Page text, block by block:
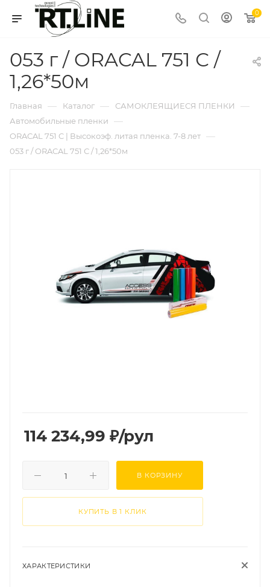
0
053 г / ORACAL 751 С /
1,26*50м
Главная — Каталог — САМОКЛЕЯЩИЕСЯ ПЛЕНКИ —
Автомобильные пленки —
ORACAL 751 C | Высокоэф. литая пленка. 7-8 лет —
053 г / ORACAL 751 С / 1,26*50м
114 234,99 ₽/рул
В КОРЗИНУ
КУПИТЬ В 1 КЛИК
ХАРАКТЕРИСТИКИ